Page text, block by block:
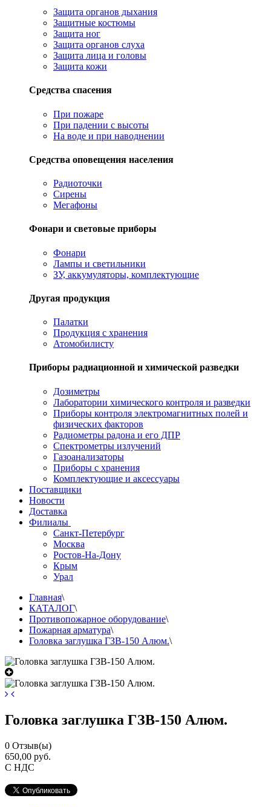
Защита органов дыхания
Защитные костюмы
Защита ног
Защита органов слуха
Защита лица и головы
Защита кожи
Средства спасения
При пожаре
При падении с высоты
На воде и при наводнении
Средства оповещения населения
Радиоточки
Сирены
Мегафоны
Фонари и световые приборы
Фонари
Лампы и светильники
ЗУ, аккумуляторы, комплектующие
Другая продукция
Палатки
Продукция с хранения
Атомобилисту
Приборы радиационной и химической разведки
Дозиметры
Лаборатории химического контроля и разведки
Приборы контроля электромагнитных полей и
физических факторов
Радиометры радона и его ДПР
Спектрометры излучений
Газоанализаторы
Приборы с хранения
Комплектующие и аксессуары
Поставщики
Новости
Доставка
Филиалы
Санкт-Петербург
Москва
Ростов-На-Дону
Крым
Урал
Главная\
КАТАЛОГ\
Противопожарное оборудование\
Пожарная арматура\
Головка заглушка ГЗВ-150 Алюм.\
Головка заглушка ГЗВ-150 Алюм.
0 Отзыв(ы)
650,00 руб.
С НДС